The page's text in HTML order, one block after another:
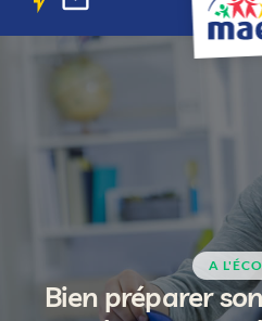
A
Bien préparer